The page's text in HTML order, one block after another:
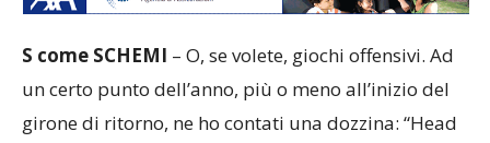
S come SCHEMI – O, se volete, giochi offensivi. Ad
un certo punto dell’anno, più o meno all’inizio del
girone di ritorno, ne ho contati una dozzina: “Head